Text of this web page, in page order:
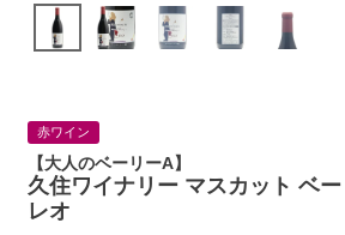
赤ワイン
【大人のベーリーA】
久住ワイナリー マスカット ベ
レオ